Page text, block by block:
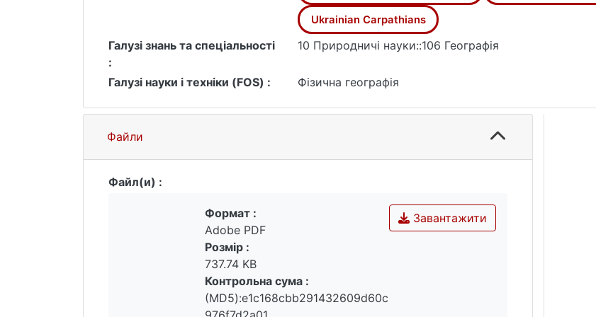
Ukrainian Carpathians
Галузі знань та спеціальності
:
10 Природничі науки::106 Географія
Галузі науки і техніки (FOS) : Фізична географія
Файли
Файл(и) :
Завантажити
Формат :
Adobe PDF
Розмір :
737.74 KB
Контрольна сума :
(MD5):e1c168cbb291432609d60c